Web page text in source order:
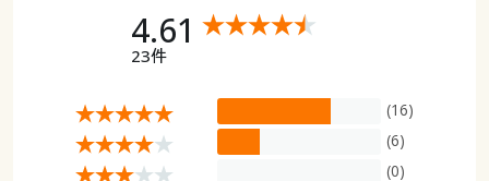
4.61
23件
(16)
(6)
(0)